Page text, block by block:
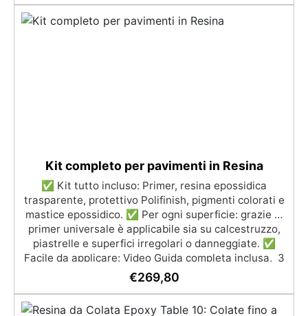
per il contatto con la pelle, Bpa Free e senza Solventi
(Voc Free) Superficie lucida, autolivellante e con filtri
Kit completo per pavimenti in Resina
✅ Kit tutto incluso: Primer, resina epossidica
trasparente, protettivo Polifinish, pigmenti colorati e
mastice epossidico. ✅ Per ogni superficie: grazie al
primer universale è applicabile sia su calcestruzzo,
piastrelle e superfici irregolari o danneggiate. ✅
Facile da applicare: Video Guida completa inclusa, 3
semplici passaggi, dalla preparazione della superficie
alla finitura protettiva antigraffio. ✅ Risultati
professionali: Sistema autolivellante, resistente ai
€269,80